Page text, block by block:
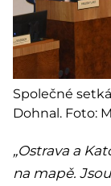
Společné
Dohnal. Foto:
„Ostrava a
na mapě.